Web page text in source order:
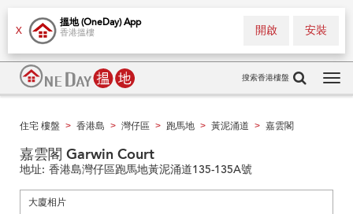
X
搵地 (OneDay) App
香港搵樓 安裝
開啟
搜索香港樓盤
住宅 樓盤 > 香港島 > 灣仔區 > 跑馬地 > 黃泥涌道 > 嘉雲閣
嘉雲閣 Garwin Court
地址: 香港島灣仔區跑馬地黃泥涌道135-135A號
大廈相片